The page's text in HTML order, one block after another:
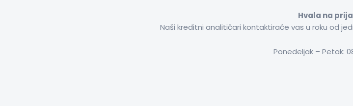
Hvala na
Naši kreditni analitičari kontaktiraće vas u roku od
Ponedeljak – Petak: